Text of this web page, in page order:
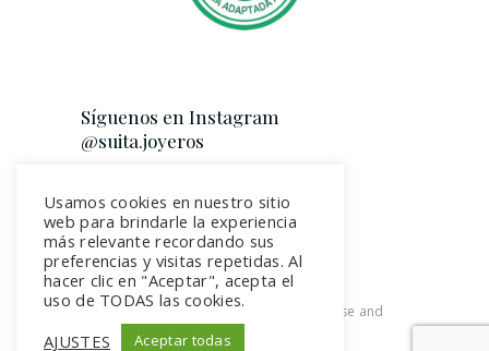
Síguenos en Instagram
@suita.joyeros
2026. All rights reserved. Terms of use and
Privacy Policy
Usamos cookies en nuestro sitio
web para brindarle la experiencia
más relevante recordando sus
preferencias y visitas repetidas. Al
hacer clic en "Aceptar", acepta el
uso de TODAS las cookies.
AJUSTES
Aceptar todas